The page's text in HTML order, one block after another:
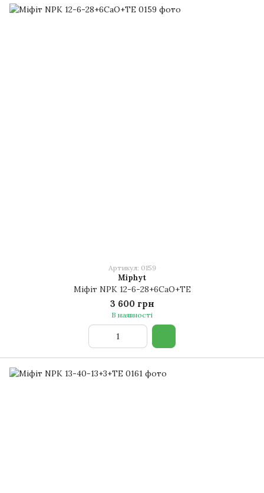
Артикул: 0159
Miphyt
Міфіт NPK 12-6-28+6CaO+TE
3 600 грн
В наявності